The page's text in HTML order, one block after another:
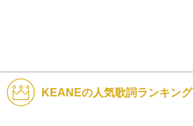
KEANEの人気歌詞ランキング